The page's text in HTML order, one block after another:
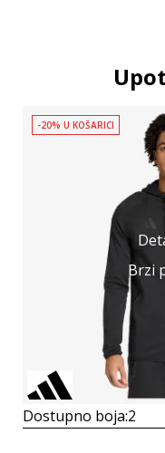
Brzi
-20% U KOŠARICI
Dostupno boja:2